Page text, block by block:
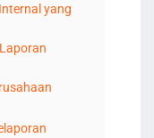
yang